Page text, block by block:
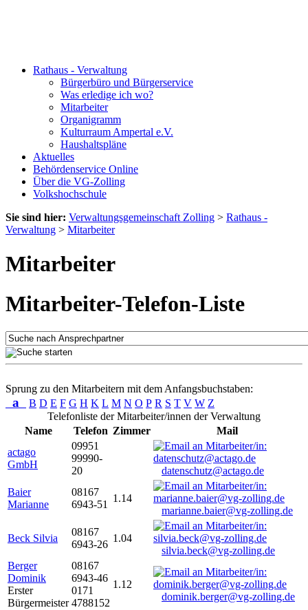
Rathaus - Verwaltung
Bürgerbüro und Bürgerservice
Was erledige ich wo?
Mitarbeiter
Organigramm
Kulturraum Ampertal e.V.
Haushaltspläne
Aktuelles
Behördenservice Online
Über die VG-Zolling
Volkshochschule
Sie sind hier: Verwaltungsgemeinschaft Zolling > Rathaus -
Verwaltung > Mitarbeiter
Mitarbeiter
Mitarbeiter-Telefon-Liste
Sprung zu den Mitarbeitern mit dem Anfangsbuchstaben:
a B D E F G H K L M N O P R S T V W Z
Telefonliste der Mitarbeiter/innen der Verwaltung
Name
Telefon Zimmer
Mail
actago
GmbH
09951
99990-
20
datenschutz@actago.de
Baier
Marianne
08167
6943-51
1.14
marianne.baier@vg-zolling.de
Beck Silvia
08167
6943-26
1.04
silvia.beck@vg-zolling.de
Berger
Dominik
Erster
Bürgermeister
08167
6943-46
0171
4788152
1.12
dominik.berger@vg-zolling.de